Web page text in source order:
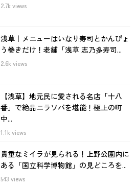
2.7k views
浅草｜メニューはいなり寿司とかんぴょ
う巻きだけ！老舗「浅草 志乃多寿司...
2.6k views
【浅草】地元民に愛される名店「十八
番」で絶品ニラソバを堪能！極上の町
中...
1.1k views
貴重なミイラが見られる！上野公園内に
ある「国立科学博物館」の見どころを...
543 views